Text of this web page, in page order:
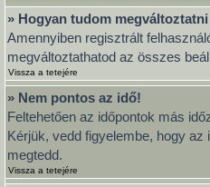
» Hogyan tudom
Amennyiben regisztrált
megváltoztathatod az összes
Vissza a tetejére
» Nem pontos az idő!
Feltehetően az időpontok más
Kérjük, vedd figyelembe, hogy
megtedd.
Vissza a tetejére